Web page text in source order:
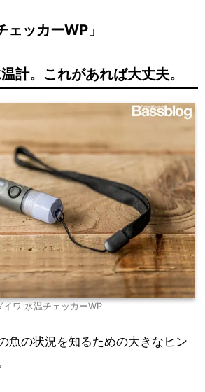
ェッカーWP」
計。これがあれば大丈夫。
イワ 水温チェッカーWP
魚の状況を知るための大きなヒン